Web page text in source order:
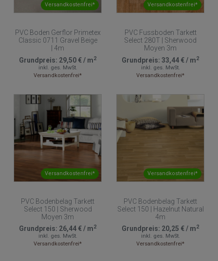
Versandkostenfrei*
PVC Boden Gerflor Primetex
Classic 0711 Gravel Beige
| 4m
Grundpreis: 29,50 €/ m2
inkl. ges. MwSt.
Versandkostenfrei*
Versandkostenfrei*
PVC Fussboden Tarkett
Select 280T | Sherwood
Moyen 3m
Grundpreis: 33,44 €/ m2
inkl. ges. MwSt.
Versandkostenfrei*
Versandkostenfrei*
PVC Bodenbelag Tarkett
Select 150 | Sherwood
Moyen 3m
Grundpreis: 26,44 €/ m2
inkl. ges. MwSt.
Versandkostenfrei*
Versandkostenfrei*
PVC Bodenbelag Tarkett
Select 150 | Hazelnut Natural
4m
Grundpreis: 20,25 €/ m2
inkl. ges. MwSt.
Versandkostenfrei*